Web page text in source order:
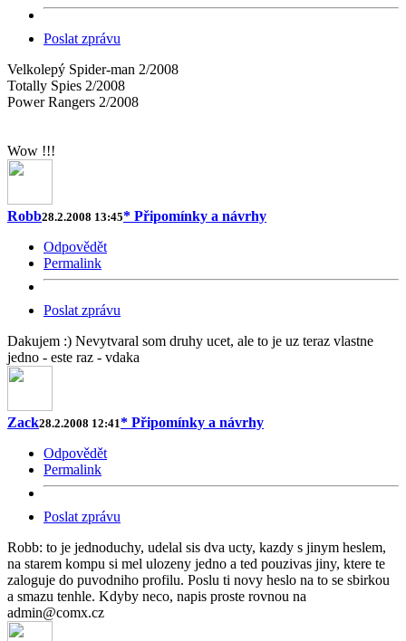
Poslat zprávu
Velkolepý Spider-man 2/2008
Totally Spies 2/2008
Power Rangers 2/2008
Wow !!!
Robb28.2.2008 13:45* Připomínky a návrhy
Odpovědět
Permalink
Poslat zprávu
Dakujem :) Nevytvaral som druhy ucet, ale to je uz teraz vlastne
jedno - este raz - vdaka
Zack28.2.2008 12:41* Připomínky a návrhy
Odpovědět
Permalink
Poslat zprávu
Robb: to je jednoduchy, udelal sis dva ucty, kazdy s jinym heslem,
na starem kompu si mel ulozeny jedno a ted pouzivas jiny, ktere te
zaloguje do puvodniho profilu. Poslu ti novy heslo na to se sbirkou
a smazu tenhle. Kdyby neco, napis proste rovnou na
admin@comx.cz